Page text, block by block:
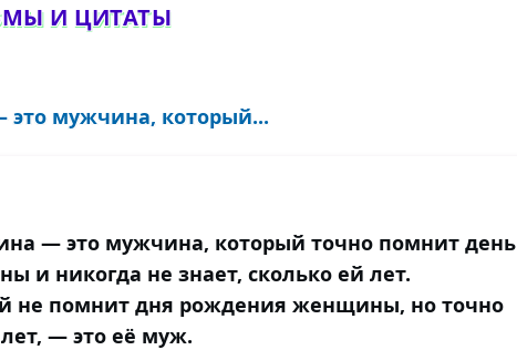
И ЦИТАТЫ
мужчина, который...
— это мужчина, который точно помнит день
и никогда не знает, сколько ей лет.
не помнит дня рождения женщины, но точно
— это её муж.